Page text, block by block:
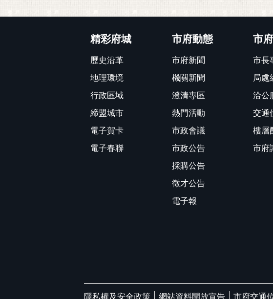
精彩府城
歷史沿革
地理環境
行政區域
締盟城市
電子賀卡
電子春聯
市府動態
市府新聞
機關新聞
澄清專區
熱門活動
市政會議
市政公告
採購公告
徵才公告
電子報
市
市長
局處
洽公
交通
樓層
市府
隱私權及安全政策 網站資料開放宣告 市府交通